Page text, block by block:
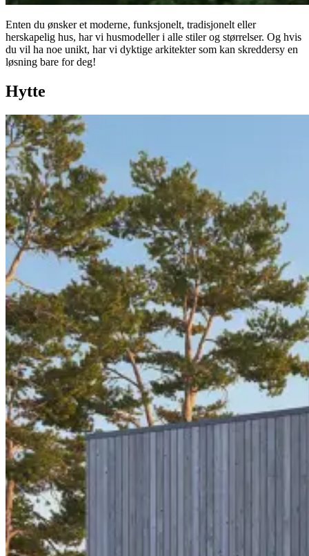
Enten du ønsker et moderne, funksjonelt, tradisjonelt eller
herskapelig hus, har vi husmodeller i alle stiler og størrelser. Og hvis
du vil ha noe unikt, har vi dyktige arkitekter som kan skreddersy en
løsning bare for deg!
Hytte